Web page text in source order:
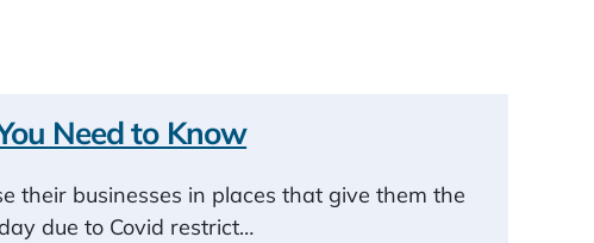
Need to Know
their businesses in places that give them the
due to Covid restrict…